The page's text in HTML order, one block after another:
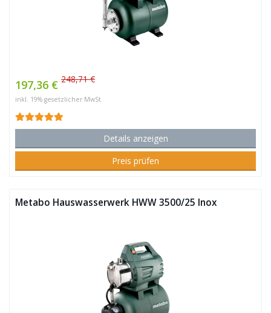
197,36 € 248,71 €
inkl. 19% gesetzlicher MwSt.
Details anzeigen
Preis prüfen
Metabo Hauswasserwerk HWW 3500/25 Inox